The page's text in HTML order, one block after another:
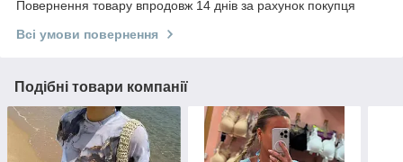
Повернення товару впродовж 14 днів за рахунок покупця
Всі умови повернення
Подібні товари компанії